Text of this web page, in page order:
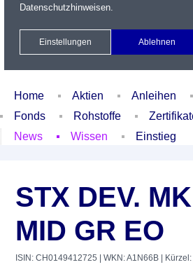
Xetra Realtime
Watchlist
Home Aktien Anleihen
Fonds
Rohstoffe
News
Wissen Einstieg
STX DEV.
MID GR EO
ISIN: CH0149412725 | WKN: A1N66B |
Datenschutzhinweisen.
Einstellungen Ablehnen